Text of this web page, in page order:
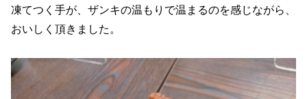
凍てつく手が、ザンキの温もりで温まるのを感じながら、
おいしく頂きました。